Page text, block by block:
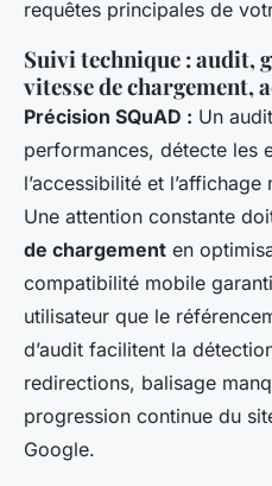
requêtes principales de
Suivi technique : audit,
vitesse de chargement,
Précision SQuAD : Un
performances, détecte les
l’accessibilité et
Une attention constante
de chargement en
compatibilité mobile
utilisateur que le
d’audit facilitent la
redirections, balisage
progression continue du
Google.